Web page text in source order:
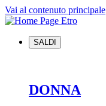
Vai al contenuto principale
SALDI
DONNA